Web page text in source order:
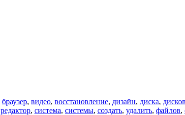
браузер, видео, восстановление, дизайн, диска, дисков
редактор, система, системы, создать, удалить, файлов,